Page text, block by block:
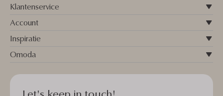
Klantenservice
Account
Inspiratie
Omoda